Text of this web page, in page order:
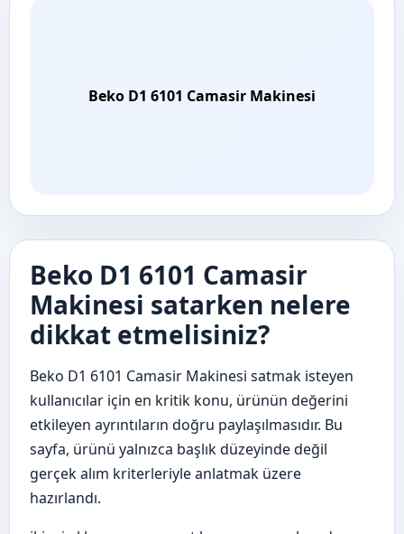
Beko D1 6101 Camasir Makinesi
Beko D1 6101 Camasir
Makinesi satarken nelere
dikkat etmelisiniz?
Beko D1 6101 Camasir Makinesi satmak isteyen
kullanıcılar için en kritik konu, ürünün değerini
etkileyen ayrıntıların doğru paylaşılmasıdır. Bu
sayfa, ürünü yalnızca başlık düzeyinde değil
gerçek alım kriterleriyle anlatmak üzere
hazırlandı.